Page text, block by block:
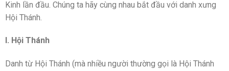
Kinh lần đầu. Chúng ta hãy cùng nhau bắt đầu với danh xưng
Hội Thánh.
I. Hội Thánh
Danh từ Hội Thánh (mà nhiều người thường gọi là Hội Thánh